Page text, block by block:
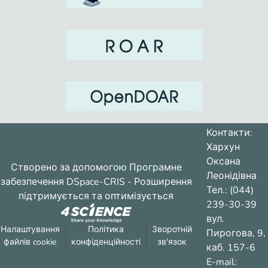
комплекс термінових заходів, які
проводяться при нещасних випадках і
которая разработана в соответствии
программой курса «Основы
медицинских знаний» и «Курса
спасателей», что одобренный
Медицинским управлением МСЧ
Украины, которые должны
выкладываться студентам на занятиях
ОБЖД.
Створено за допомогою Програмне
забезпечення DSpace-CRIS - Розширення
підтримується та оптимізується
Налаштування
файлів cookie
Політика
конфіденційності
Зворотній
зв'язок
Контакти:
Хархун
Оксана
Леонідівна
Тел.: (044)
239-30-39
вул.
Пирогова, 9,
каб. 157-6
E-mail: